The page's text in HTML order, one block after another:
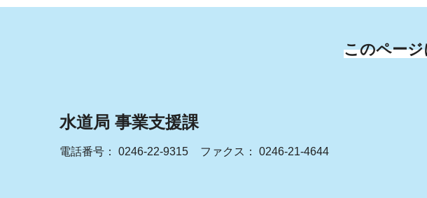
このペー
水道局 事業支援課
電話番号： 0246-22-9315 ファクス： 0246-21-4644